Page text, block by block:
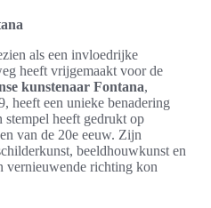
als een invloedrijke
heeft vrijgemaakt voor de
kunstenaar Fontana,
heeft een unieke benadering
heeft gedrukt op
van de 20e eeuw. Zijn
beeldhouwkunst en
vernieuwende richting kon